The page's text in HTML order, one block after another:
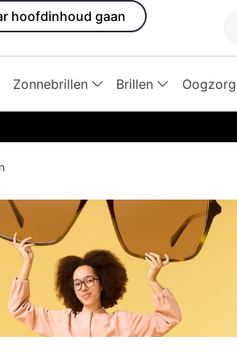
hoofdinhoud gaan
Zonnebrillen Brillen Oogzorg